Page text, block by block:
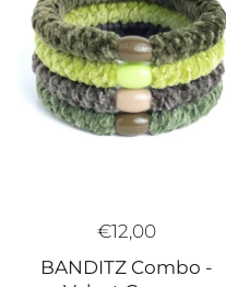
€12,00
BANDITZ Combo -